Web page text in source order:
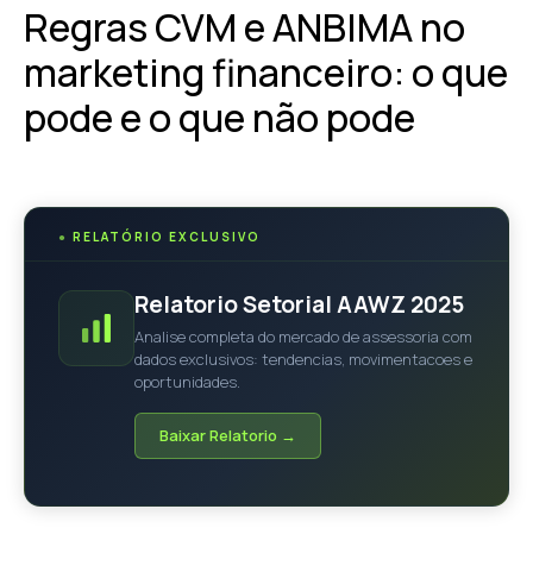
Regras CVM e ANBIMA no
marketing financeiro: o que
pode e o que não pode
● RELATÓRIO EXCLUSIVO
Relatorio Setorial AAWZ 2025
Analise completa do mercado de assessoria com
dados exclusivos: tendencias, movimentacoes e
oportunidades.
Baixar Relatorio →